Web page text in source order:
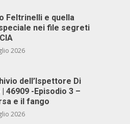
Feltrinelli e quella
nei file segreti
2026
dell’Ispettore Di
| 46909 -Episodio 3 –
e il fango
2026